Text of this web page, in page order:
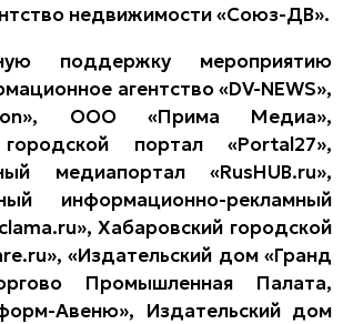
недвижимости «Союз-ДВ».
поддержку мероприятию
агентство «DV-NEWS»,
ООО «Прима Медиа»,
портал «Portal27»,
медиапортал «RusHUB.ru»,
информационно-рекламный
Хабаровский городской
«Издательский дом «Гранд
Промышленная Палата,
Авеню», Издательский дом